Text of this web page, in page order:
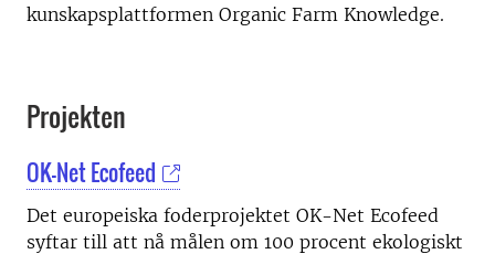
kunskapsplattformen Organic Farm Knowledge.
Projekten
OK-Net Ecofeed
Det europeiska foderprojektet OK-Net Ecofeed
syftar till att nå målen om 100 procent ekologiskt